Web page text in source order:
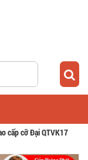
cấp cỡ Đại QTVK17